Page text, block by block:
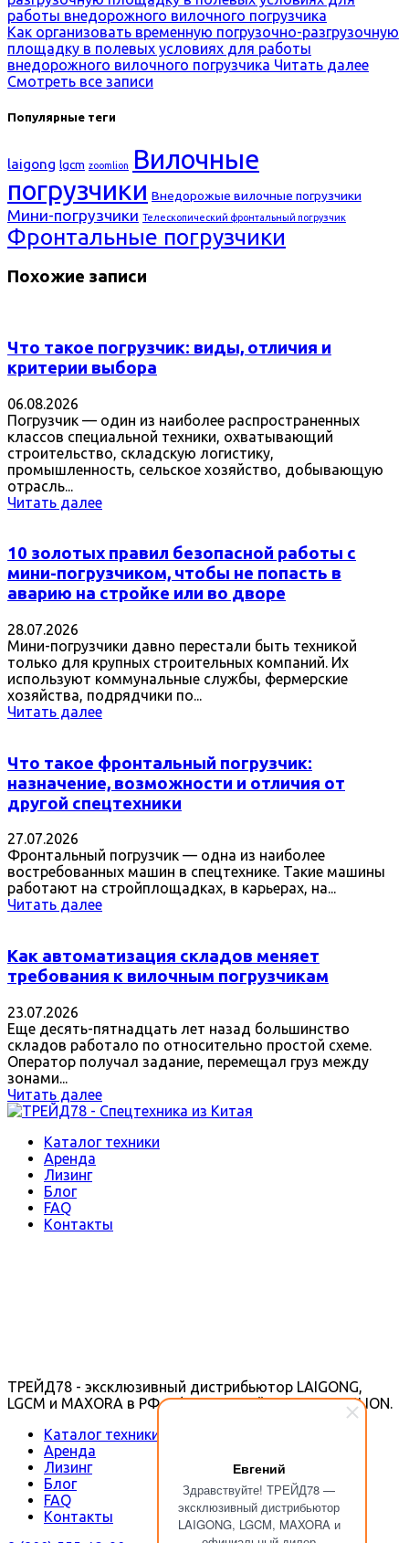
Евгений
Здравствуйте! ТРЕЙД78 —
эксклюзивный дистрибьютор
LAIGONG, LGCM, MAXORA и
Как организовать временную погрузочно-разгрузочную
площадку в полевых условиях для работы
внедорожного вилочного погрузчика Читать далее
Смотреть все записи
Популярные теги
laigong lgcm zoomlion
Вилочные
погрузчики Внедорожые вилочные погрузчики
Мини-погрузчики Телескопический фронтальный погрузчик
Фронтальные погрузчики
Похожие записи
Что такое погрузчик: виды, отличия и
критерии выбора
06.08.2026
Погрузчик — один из наиболее распространенных
классов специальной техники, охватывающий
строительство, складскую логистику,
промышленность, сельское хозяйство, добывающую
отрасль...
Читать далее
10 золотых правил безопасной работы с
мини-погрузчиком, чтобы не попасть в
аварию на стройке или во дворе
28.07.2026
Мини-погрузчики давно перестали быть техникой
только для крупных строительных компаний. Их
используют коммунальные службы, фермерские
хозяйства, подрядчики по...
Читать далее
Что такое фронтальный погрузчик:
назначение, возможности и отличия от
другой спецтехники
27.07.2026
Фронтальный погрузчик — одна из наиболее
востребованных машин в спецтехнике. Такие машины
работают на стройплощадках, в карьерах, на...
Читать далее
Как автоматизация складов меняет
требования к вилочным погрузчикам
23.07.2026
Еще десять-пятнадцать лет назад большинство
складов работало по относительно простой схеме.
Оператор получал задание, перемещал груз между
зонами...
Читать далее
Каталог техники
Аренда
Лизинг
Блог
FAQ
Контакты
ТРЕЙД78 - эксклюзивный дистрибьютор LAIGONG,
LGCM и MAXORA в РФ, официальный дилер ZOOMLION.
Каталог техники
Аренда
Лизинг
Блог
FAQ
Контакты